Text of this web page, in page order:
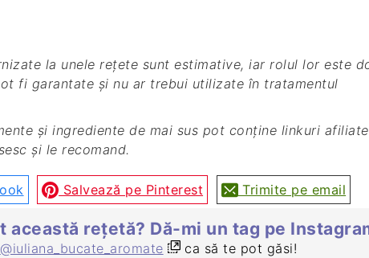
fi garantate și nu ar trebui utilizate în tratamentul
și le recomand.
Salvează pe Pinterest Trimite pe email
această rețetă? Dă-mi un tag pe
@iuliana_bucate_aromate ca să te pot găsi!